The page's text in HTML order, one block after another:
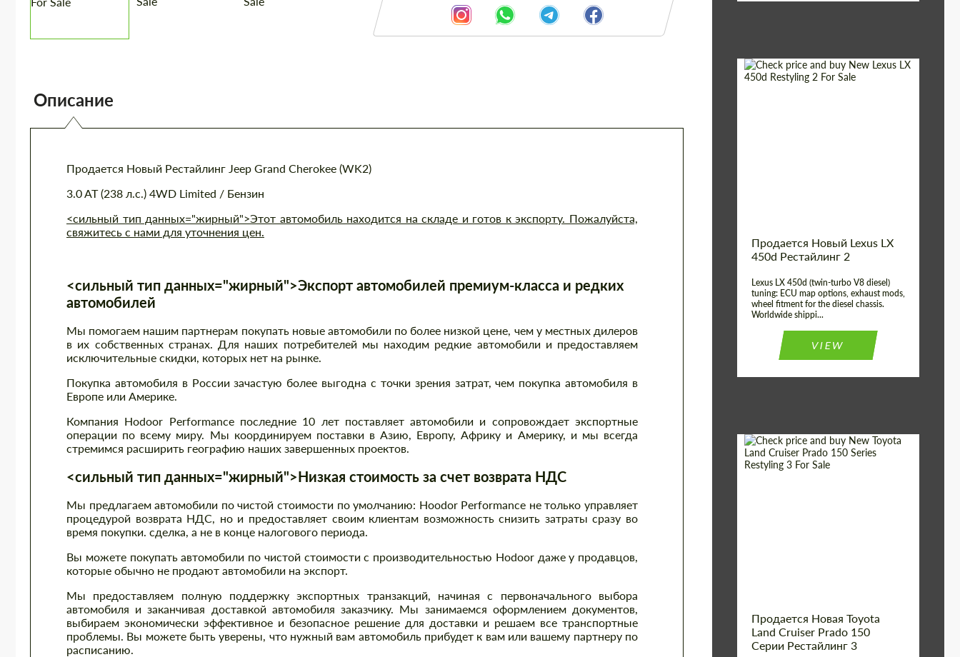
Описание
Продается Новый Рестайлинг Jeep Grand Cherokee (WK2)
3.0 AT (238 л.с.) 4WD Limited / Бензин
<сильный тип данных="жирный">Этот автомобиль находится на складе и готов к экспорту. Пожалуйста,
свяжитесь с нами для уточнения цен.
<сильный тип данных="жирный">Экспорт автомобилей премиум-класса и редких
автомобилей
Мы помогаем нашим партнерам покупать новые автомобили по более низкой цене, чем у местных дилеров
в их собственных странах. Для наших потребителей мы находим редкие автомобили и предоставляем
исключительные скидки, которых нет на рынке.
Покупка автомобиля в России зачастую более выгодна с точки зрения затрат, чем покупка автомобиля в
Европе или Америке.
Компания Hodoor Performance последние 10 лет поставляет автомобили и сопровождает экспортные
операции по всему миру. Мы координируем поставки в Азию, Европу, Африку и Америку, и мы всегда
стремимся расширить географию наших завершенных проектов.
<сильный тип данных="жирный">Низкая стоимость за счет возврата НДС
Мы предлагаем автомобили по чистой стоимости по умолчанию: Hoodor Performance не только управляет
процедурой возврата НДС, но и предоставляет своим клиентам возможность снизить затраты сразу во
время покупки. сделка, а не в конце налогового периода.
Вы можете покупать автомобили по чистой стоимости с производительностью Hodoor даже у продавцов,
которые обычно не продают автомобили на экспорт.
Мы предоставляем полную поддержку экспортных транзакций, начиная с первоначального выбора
автомобиля и заканчивая доставкой автомобиля заказчику. Мы занимаемся оформлением документов,
выбираем экономически эффективное и безопасное решение для доставки и решаем все транспортные
проблемы. Вы можете быть уверены, что нужный вам автомобиль прибудет к вам или вашему партнеру по
расписанию.
Продается Новый Lexus LX
450d Рестайлинг 2
Lexus LX 450d (twin-turbo V8 diesel)
tuning: ECU map options, exhaust mods,
wheel fitment for the diesel chassis.
Worldwide shippi...
VIEW
Продается Новая Toyota
Land Cruiser Prado 150
Серии Рестайлинг 3